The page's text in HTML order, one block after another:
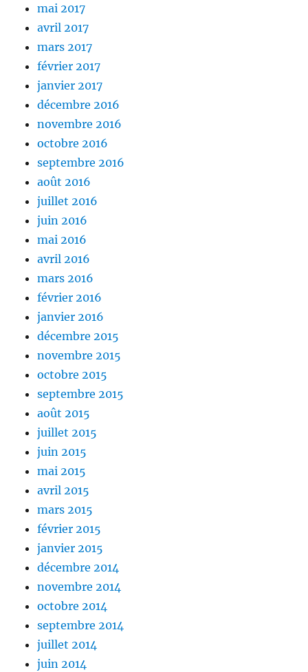
mai 2017
avril 2017
mars 2017
février 2017
janvier 2017
décembre 2016
novembre 2016
octobre 2016
septembre 2016
août 2016
juillet 2016
juin 2016
mai 2016
avril 2016
mars 2016
février 2016
janvier 2016
décembre 2015
novembre 2015
octobre 2015
septembre 2015
août 2015
juillet 2015
juin 2015
mai 2015
avril 2015
mars 2015
février 2015
janvier 2015
décembre 2014
novembre 2014
octobre 2014
septembre 2014
juillet 2014
juin 2014